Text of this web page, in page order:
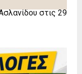
στις 29